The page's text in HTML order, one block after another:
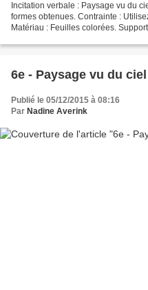
Incitation verbale : Paysage vu du
formes obtenues. Contrainte :
Matériau : Feuilles colorées.
6e - Paysage vu du ciel
Publié le 05/12/2015 à 08:16
Par Nadine Averink